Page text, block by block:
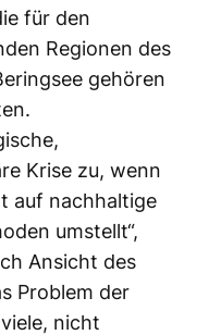
für den
Regionen des
gehören
Krise zu, wenn
auf nachhaltige
umstellt“,
Ansicht des
Problem der
nicht